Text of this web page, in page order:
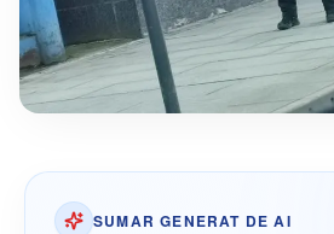
SUMAR GENERAT DE AI